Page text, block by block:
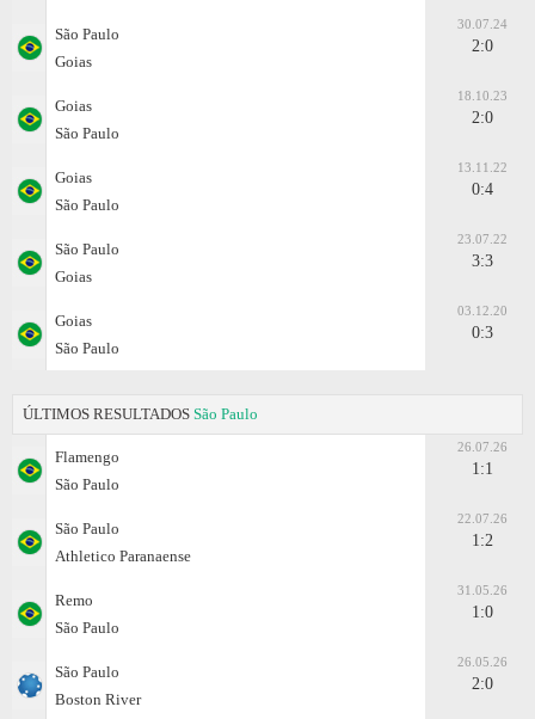
São Paulo
Goias
30.07.24
2:0
Goias
São Paulo
18.10.23
2:0
Goias
São Paulo
13.11.22
0:4
São Paulo
Goias
23.07.22
3:3
Goias
São Paulo
03.12.20
0:3
ÚLTIMOS RESULTADOS São Paulo
Flamengo
São Paulo
26.07.26
1:1
São Paulo
Athletico Paranaense
22.07.26
1:2
Remo
São Paulo
31.05.26
1:0
São Paulo
Boston River
26.05.26
2:0